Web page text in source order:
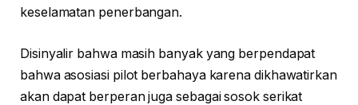
keselamatan penerbangan.
Disinyalir bahwa masih banyak yang berpendapat
bahwa asosiasi pilot berbahaya karena dikhawatirkan
akan dapat berperan juga sebagai sosok serikat